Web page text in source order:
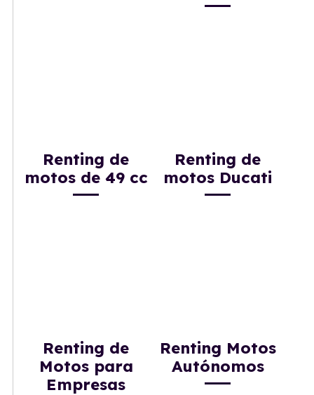
Renting de
motos de 49 cc
Renting de
motos Ducati
Renting de
Motos para
Empresas
Renting Motos
Autónomos